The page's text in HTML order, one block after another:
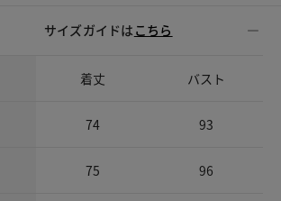
サイズガイドは こちら
着丈 バスト
74 93
75 96